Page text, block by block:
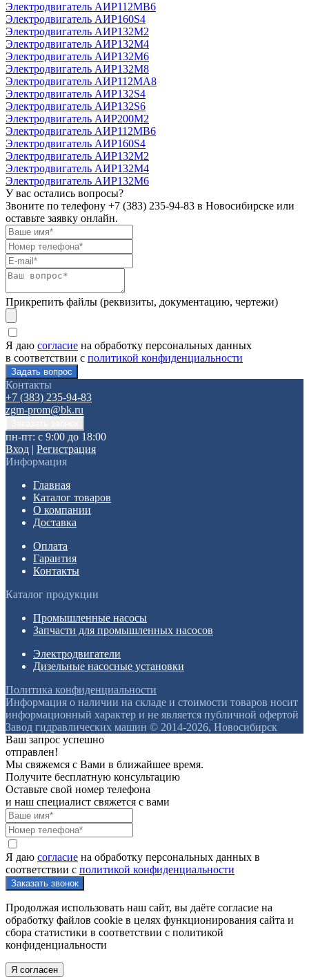
Электродвигатель АИР112MB6
Электродвигатель АИР160S4
Электродвигатель АИР132М2
Электродвигатель АИР132М4
Электродвигатель АИР132М6
Электродвигатель АИР132М8
Электродвигатель АИР112МА8
Электродвигатель АИР132S4
Электродвигатель АИР132S6
Электродвигатель АИР200М2
Электродвигатель АИР112MB6
Электродвигатель АИР160S4
Электродвигатель АИР132М2
Электродвигатель АИР132М4
Электродвигатель АИР132М6
У вас остались вопросы?
Звоните по телефону +7 (383) 235-94-83 в Новосибирске или
оставьте заявку онлайн.
Прикрепить файлы (реквизиты, документацию, чертежи)
Я даю согласие на обработку персональных данных
в соответствии с политикой конфиденциальности
Контакты
+7 (383) 235-94-83
zgm-prom@bk.ru
пн-пт: с 9:00 до 18:00
Вход | Регистрация
Информация
Главная
Каталог товаров
О компании
Доставка
Оплата
Гарантия
Контакты
Каталог продукции
Промышленные насосы
Запчасти для промышленных насосов
Электродвигатели
Дизельные насосные установки
Политика конфиденциальности
Информация о наличии на складе и стоимости товаров носит
информационный характер и не является публичной офертой
Завод гидравлических машин © 2014-2026, Новосибирск
Ваш запрос успешно
отправлен!
Мы свяжемся с Вами в ближайшее время.
Получите бесплатную консультацию
Оставьте свой номер телефона
и наш специалист свяжется с вами
Я даю согласие на обработку персональных данных в
соответствии с политикой конфиденциальности
Продолжая использовать наш сайт, вы даёте согласие на
обработку файлов cookie в целях функционирования сайта и
сбора статистики в соответствии с политикой
конфиденциальности
Я согласен